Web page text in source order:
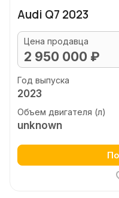
Audi Q7 2023
Цена продавца
2 950 000 ₽
Год выпуска
2023
Объем двигателя (л)
unknown